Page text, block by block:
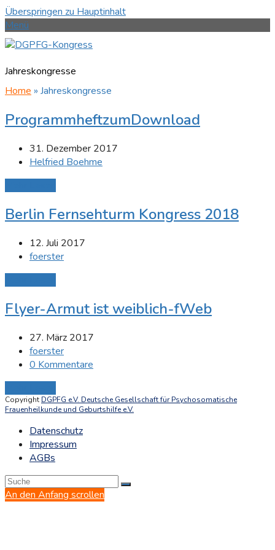
Überspringen zu Hauptinhalt
Menü
Jahreskongresse
Home » Jahreskongresse
ProgrammheftzumDownload
31. Dezember 2017
Helfried Boehme
Berlin Fernsehturm Kongress 2018
12. Juli 2017
foerster
Flyer-Armut ist weiblich-fWeb
27. März 2017
foerster
0 Kommentare
Copyright DGPFG e.V. Deutsche Gesellschaft für Psychosomatische
Frauenheilkunde und Geburtshilfe e.V.
Datenschutz
Impressum
AGBs
An den Anfang scrollen